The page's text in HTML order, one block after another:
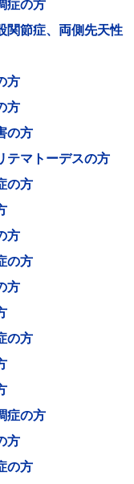
症の方
節症、両側先天性
方
方
の方
マトーデスの方
の方
方
の方
方
の方
症の方
方
の方